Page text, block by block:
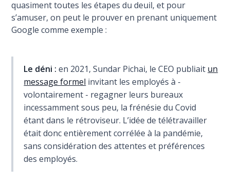
quasiment toutes les étapes du deuil, et pour
s’amuser, on peut le prouver en prenant uniquement
Google comme exemple :
Le déni : en 2021, Sundar Pichai, le CEO publiait un
message formel invitant les employés à -
volontairement - regagner leurs bureaux
incessamment sous peu, la frénésie du Covid
étant dans le rétroviseur. L’idée de télétravailler
était donc entièrement corrélée à la pandémie,
sans considération des attentes et préférences
des employés.